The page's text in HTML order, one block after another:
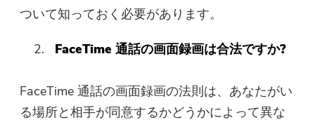
ついて知っておく必要があります。
FaceTime 通話の画面録画は合法ですか?
FaceTime 通話の画面録画の法則は、あなたがい
る場所と相手が同意するかどうかによって異な